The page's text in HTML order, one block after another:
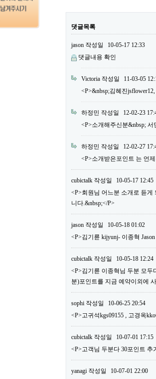
댓글목록
jason 작성일
10-05-17 12:33
댓글내용 확인
Victoria 작성일
11-03-05
<P>&nbsp;김혜진
하정민 작성일
12-02-23
<P>소개해주신분&nbsp; 서
하정민 작성일
12-02-27
<P>소개받은포인트 는 언
cubictalk 작성일
10-05-17 12:45
<P>회원님 어느분 소개로 듣
니다.&nbsp;</P>
jason 작성일
10-05-18 01:02
<P>김기륜 kijyunj- 이종혁
cubictalk 작성일
10-05-18 12:24
<P>김기륜 이종혁님 두분 모두
분)포인트를 지금 예약이외에
sophi 작성일
10-06-25 20:54
<P>고귀석kgs09155 , 고경옥
cubictalk 작성일
10-07-01 17:15
<P>고객님 두분다 30포인트 추
yanagi 작성일
10-07-01 22:00